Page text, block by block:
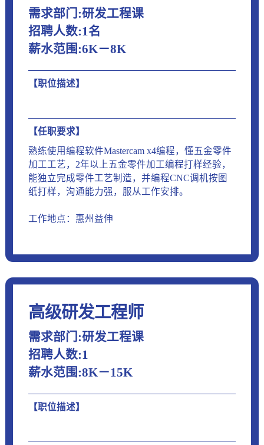
需求部门:研发工程课
招聘人数:1名
薪水范围:6K－8K
【职位描述】
【任职要求】
熟练使用编程软件Mastercam x4编程，懂五金零件
加工工艺，2年以上五金零件加工编程打样经验，
能独立完成零件工艺制造，并编程CNC调机按图
纸打样，沟通能力强，服从工作安排。
工作地点：惠州益伸
高级研发工程师
需求部门:研发工程课
招聘人数:1
薪水范围:8K－15K
【职位描述】